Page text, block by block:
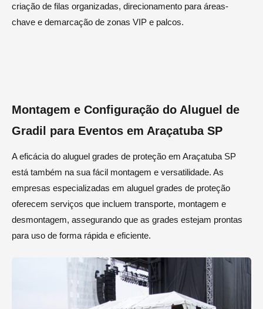
criação de filas organizadas, direcionamento para áreas-
chave e demarcação de zonas VIP e palcos.
Montagem e Configuração do Aluguel de
Gradil para Eventos em Araçatuba SP
A eficácia do aluguel grades de proteção em Araçatuba SP
está também na sua fácil montagem e versatilidade. As
empresas especializadas em aluguel grades de proteção
oferecem serviços que incluem transporte, montagem e
desmontagem, assegurando que as grades estejam prontas
para uso de forma rápida e eficiente.